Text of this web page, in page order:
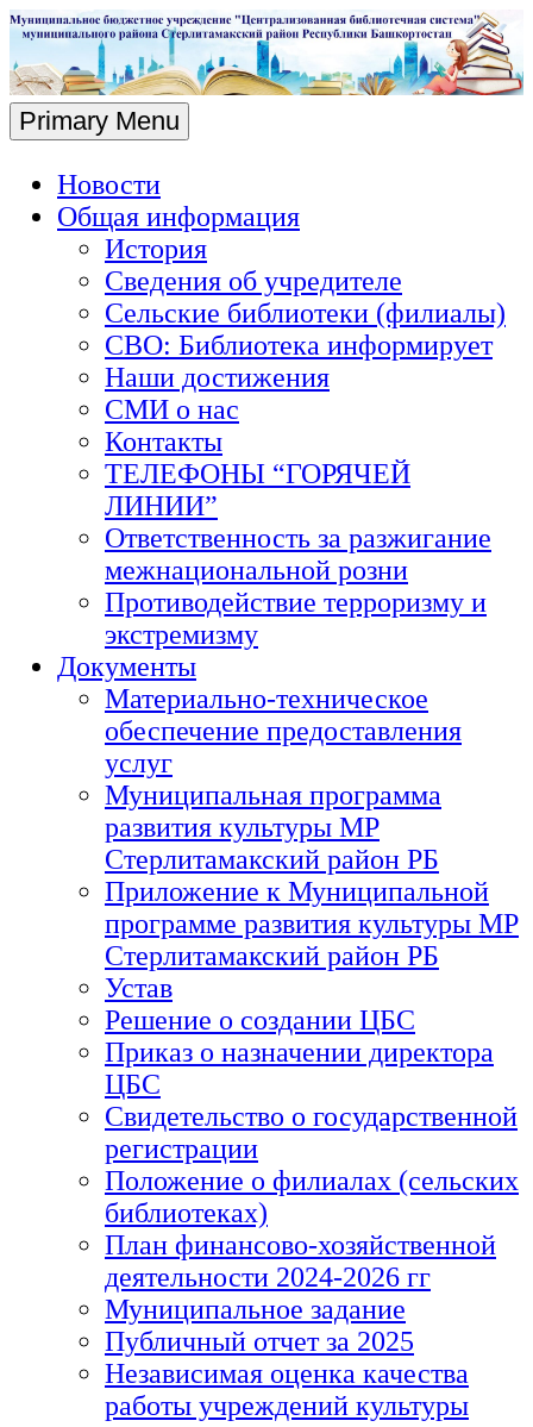
Skip
to
content
Primary Menu
Новости
Общая информация
История
Сведения об учредителе
Сельские библиотеки (филиалы)
СВО: Библиотека информирует
Наши достижения
СМИ о нас
Контакты
ТЕЛЕФОНЫ “ГОРЯЧЕЙ
ЛИНИИ”
Ответственность за разжигание
межнациональной розни
Противодействие терроризму и
экстремизму
Документы
Материально-техническое
обеспечение предоставления
услуг
Муниципальная программа
развития культуры МР
Стерлитамакский район РБ
Приложение к Муниципальной
программе развития культуры МР
Стерлитамакский район РБ
Устав
Решение о создании ЦБС
Приказ о назначении директора
ЦБС
Свидетельство о государственной
регистрации
Положение о филиалах (сельских
библиотеках)
План финансово-хозяйственной
деятельности 2024-2026 гг
Муниципальное задание
Публичный отчет за 2025
Независимая оценка качества
работы учреждений культуры